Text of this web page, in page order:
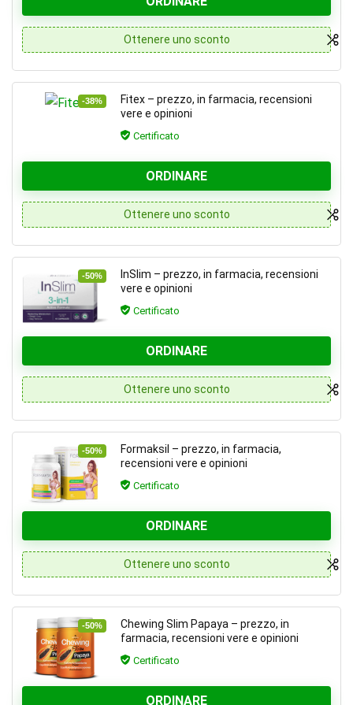
Ottenere uno sconto
-38%
Fitex – prezzo, in farmacia, recensioni
vere e opinioni
Certificato
ORDINARE
Ottenere uno sconto
-50%
InSlim – prezzo, in farmacia, recensioni
vere e opinioni
Certificato
ORDINARE
Ottenere uno sconto
-50%
Formaksil – prezzo, in farmacia,
recensioni vere e opinioni
Certificato
ORDINARE
Ottenere uno sconto
-50%
Chewing Slim Papaya – prezzo, in
farmacia, recensioni vere e opinioni
Certificato
ORDINARE